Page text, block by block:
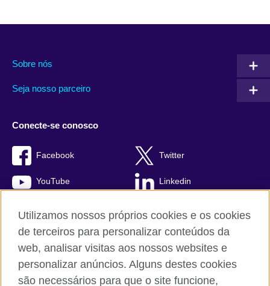
Sobre nós
Seja nosso parceiro
Conecte-se conosco
Facebook Twitter
YouTube Linkedin
British Council global
Utilizamos nossos próprios cookies e os cookies
de terceiros para personalizar conteúdos da
web, analisar visitas aos nossos websites e
personalizar anúncios. Alguns destes cookies
são necessários para que o site funcione,